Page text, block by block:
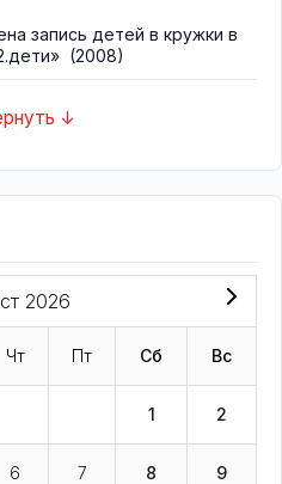
запись детей в кружки в
(2008)
↓
2026
Чт Пт Сб Вс
1 2
6 7 8 9